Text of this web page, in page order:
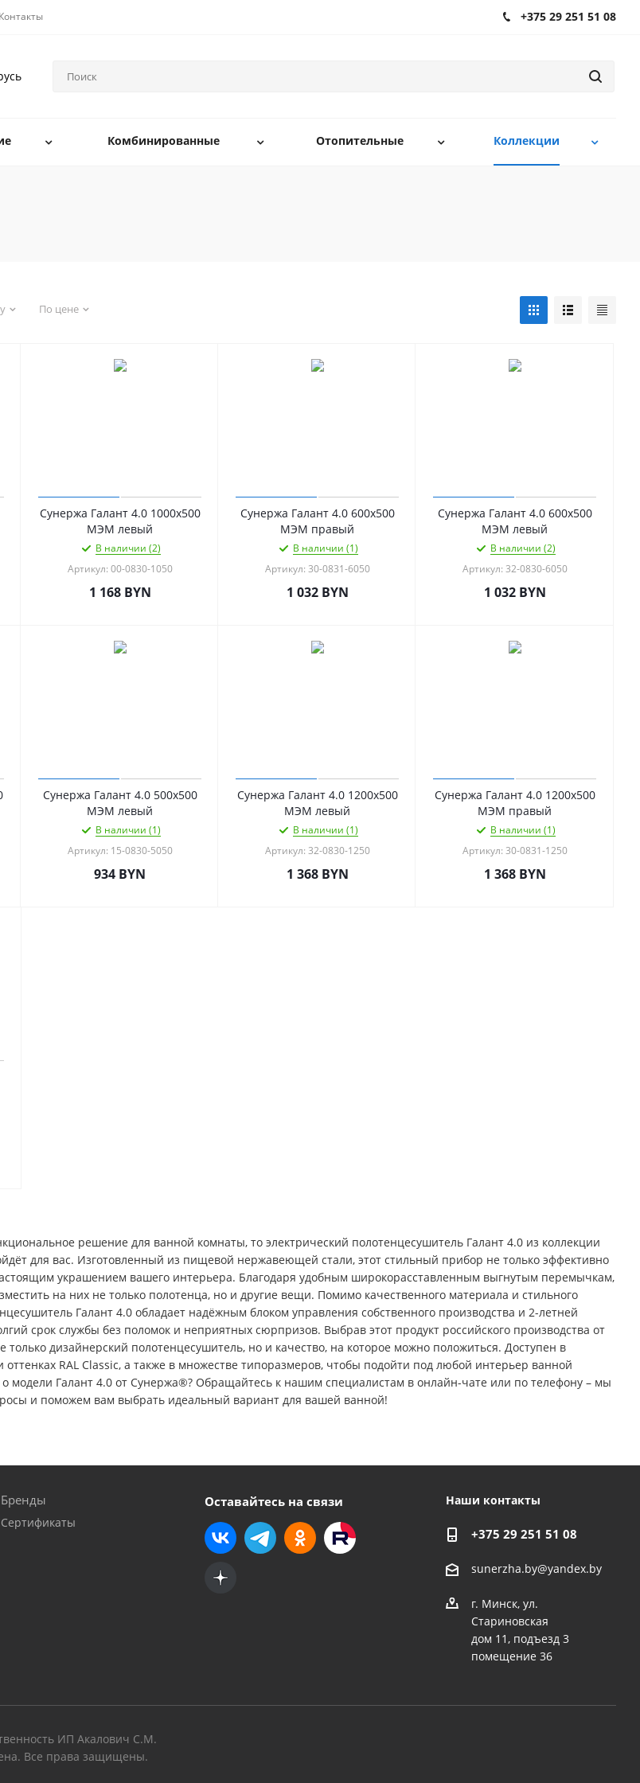
Контакты +375 29 251 51 08
Комбинированные Отопительные Коллекции
По цене
Сунержа Галант 4.0 1000х500
МЭМ левый
В наличии (2)
Артикул: 00-0830-1050
1 168BYN
Сунержа Галант 4.0 600х500
МЭМ правый
В наличии (1)
Артикул: 30-0831-6050
1 032BYN
Сунержа Галант 4.0 600х500
МЭМ левый
В наличии (2)
Артикул: 32-0830-6050
1 032BYN
Сунержа Галант 4.0 500х500
МЭМ левый
В наличии (1)
Артикул: 15-0830-5050
934 BYN
Сунержа Галант 4.0 1200х500
МЭМ левый
В наличии (1)
Артикул: 32-0830-1250
1 368BYN
Сунержа Галант 4.0 1200х500
МЭМ правый
В наличии (1)
Артикул: 30-0831-1250
1 368BYN
решение для ванной комнаты, то электрический полотенцесушитель Галант 4.0 из коллекции
для вас. Изготовленный из пищевой нержавеющей стали, этот стильный прибор не только эффективно
украшением вашего интерьера. Благодаря удобным широкорасставленным выгнутым перемычкам,
на них не только полотенца, но и другие вещи. Помимо качественного материала и стильного
Галант 4.0 обладает надёжным блоком управления собственного производства и 2-летней
срок службы без поломок и неприятных сюрпризов. Выбрав этот продукт российского производства от
дизайнерский полотенцесушитель, но и качество, на которое можно положиться. Доступен в
RAL Classic, а также в множестве типоразмеров, чтобы подойти под любой интерьер ванной
модели Галант 4.0 от Сунержа®? Обращайтесь к нашим специалистам в онлайн-чате или по телефону – мы
и поможем вам выбрать идеальный вариант для вашей ванной!
Бренды
Сертификаты
Оставайтесь на связи Наши контакты
+375 29 251 51 08
sunerzha.by@yandex.by
г. Минск, ул.
Стариновская
дом 11, подъезд 3
помещение 36
ИП Акалович С.М.
Все права защищены.